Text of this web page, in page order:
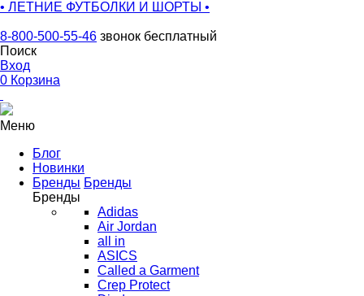
• ЛЕТНИЕ ФУТБОЛКИ И ШОРТЫ •
8-800-500-55-46 звонок бесплатный
Поиск
Вход
0 Корзина
Меню
Блог
Новинки
Бренды Бренды
Бренды
Adidas
Air Jordan
all in
ASICS
Called a Garment
Crep Protect